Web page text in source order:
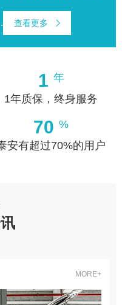
查看更多
1 年
1年质保，终身服务
70 %
安有超过70%的用户
MORE+